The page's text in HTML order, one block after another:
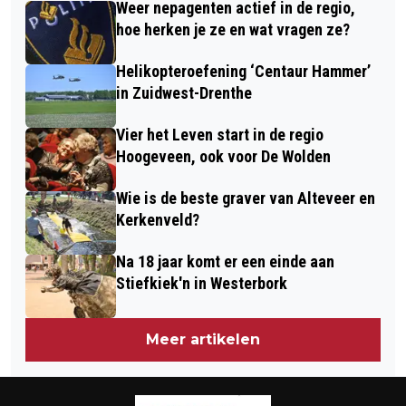
OPNIEUW SCHUDDEN
Weer nepagenten actief in de regio,
hoe herken je ze en wat vragen ze?
Helikopteroefening ‘Centaur Hammer’
in Zuidwest-Drenthe
Vier het Leven start in de regio
Hoogeveen, ook voor De Wolden
Wie is de beste graver van Alteveer en
Kerkenveld?
Na 18 jaar komt er een einde aan
Stiefkiek'n in Westerbork
Meer artikelen